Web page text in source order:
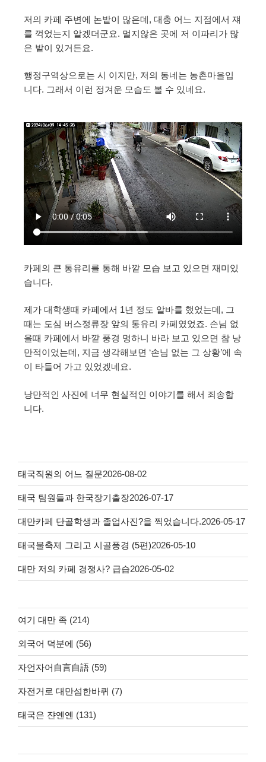
저의 카페 주변에 논밭이 많은데, 대충 어느 지점에서 쟤
를 꺽었는지 알겠더군요. 멀지않은 곳에 저 이파리가 많
은 밭이 있거든요.
행정구역상으로는 시 이지만, 저의 동네는 농촌마을입
니다. 그래서 이런 정겨운 모습도 볼 수 있네요.
카페의 큰 통유리를 통해 바깥 모습 보고 있으면 재미있
습니다.
제가 대학생때 카페에서 1년 정도 알바를 했었는데, 그
때는 도심 버스정류장 앞의 통유리 카페였었죠. 손님 없
을때 카페에서 바깥 풍경 멍하니 바라 보고 있으면 참 낭
만적이었는데, 지금 생각해보면 ‘손님 없는 그 상황’에 속
이 타들어 가고 있었겠네요.
낭만적인 사진에 너무 현실적인 이야기를 해서 죄송합
니다.
태국직원의 어느 질문2026-08-02
태국 팀원들과 한국장기출장2026-07-17
대만카페 단골학생과 졸업사진?을 찍었습니다.2026-05-17
태국물축제 그리고 시골풍경 (5편)2026-05-10
대만 저의 카페 경쟁사? 급습2026-05-02
여기 대만 족 (214)
외국어 덕분에 (56)
자언자어自言自語 (59)
자전거로 대만섬한바퀴 (7)
태국은 쟌옌옌 (131)